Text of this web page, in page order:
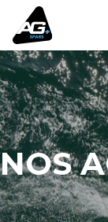
NOS